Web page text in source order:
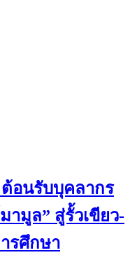
อนรับบุคลากร
มูล” สู่รั้วเขียว-
รศึกษา